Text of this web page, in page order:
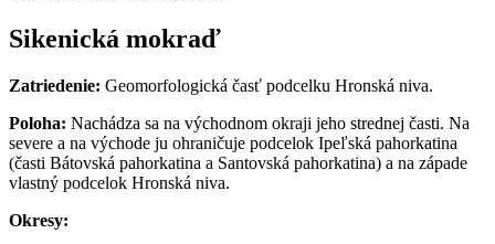
Sikenická mokraď
Zatriedenie: Geomorfologická časť podcelku Hronská niva.
Poloha: Nachádza sa na východnom okraji jeho strednej časti. Na
severe a na východe ju ohraničuje podcelok Ipeľská pahorkatina
(časti Bátovská pahorkatina a Santovská pahorkatina) a na západe
vlastný podcelok Hronská niva.
Okresy: